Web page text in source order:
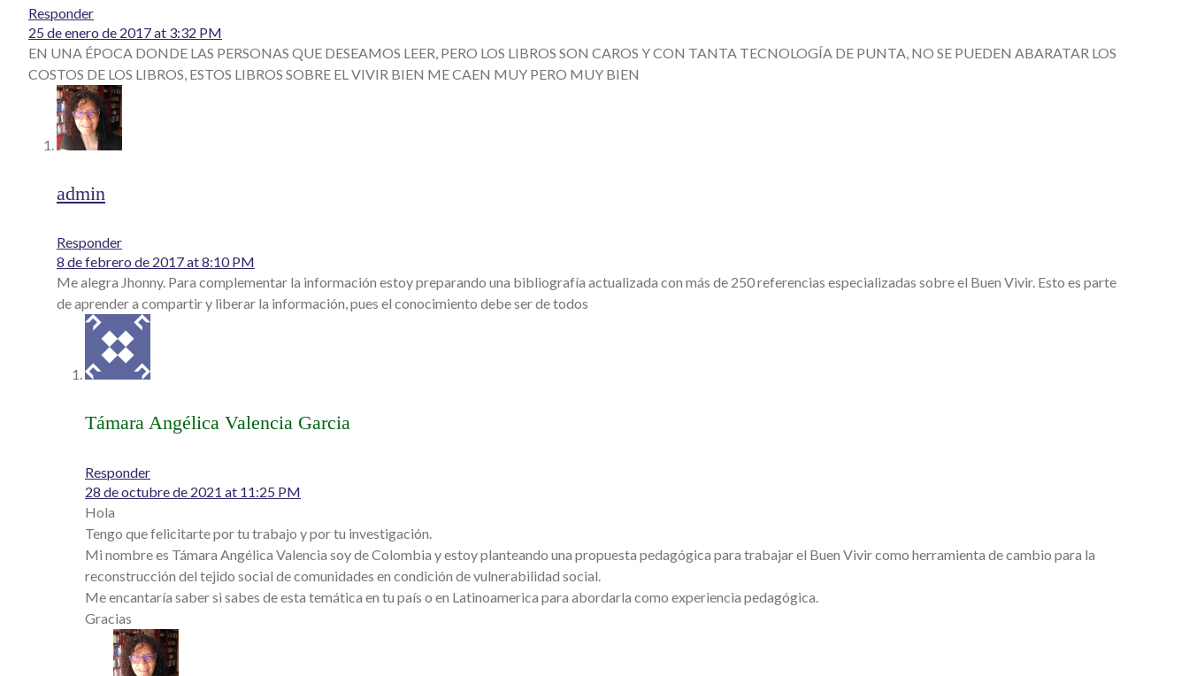
Responder
25 de enero de 2017 at 3:32 PM
EN UNA ÉPOCA DONDE LAS PERSONAS QUE DESEAMOS LEER, PERO LOS LIBROS SON CAROS Y CON TANTA TECNOLOGÍA DE PUNTA, NO SE PUEDEN ABARATAR LOS
COSTOS DE LOS LIBROS, ESTOS LIBROS SOBRE EL VIVIR BIEN ME CAEN MUY PERO MUY BIEN
admin
Responder
8 de febrero de 2017 at 8:10 PM
Me alegra Jhonny. Para complementar la información estoy preparando una bibliografía actualizada con más de 250 referencias especializadas sobre el Buen Vivir. Esto es parte
de aprender a compartir y liberar la información, pues el conocimiento debe ser de todos
Támara Angélica Valencia Garcia
Responder
28 de octubre de 2021 at 11:25 PM
Hola
Tengo que felicitarte por tu trabajo y por tu investigación.
Mi nombre es Támara Angélica Valencia soy de Colombia y estoy planteando una propuesta pedagógica para trabajar el Buen Vivir como herramienta de cambio para la
reconstrucción del tejido social de comunidades en condición de vulnerabilidad social.
Me encantaría saber si sabes de esta temática en tu país o en Latinoamerica para abordarla como experiencia pedagógica.
Gracias